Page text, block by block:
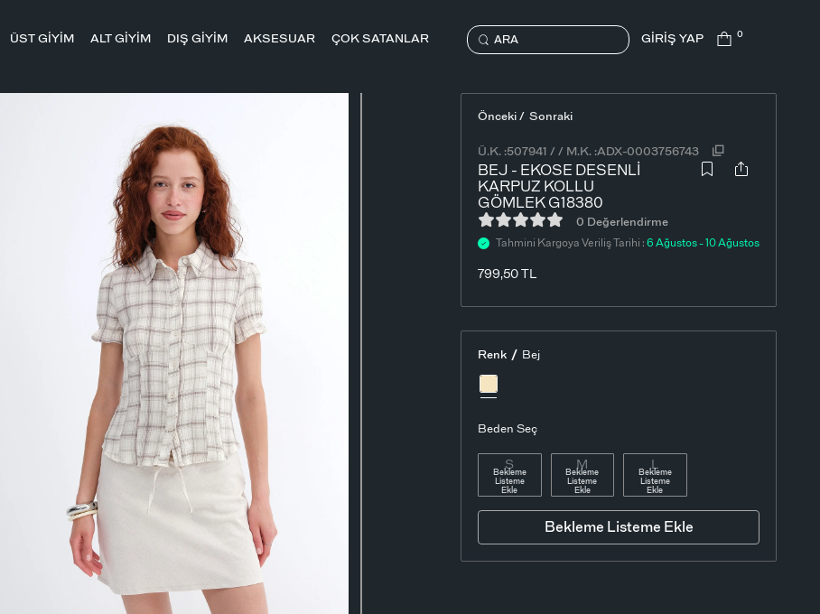
ÜST GİYİM ALT GİYİM DIŞ GİYİM AKSESUAR ÇOK SATANLAR ARA GİRİŞ YAP 0
Önceki / Sonraki
Ü.K. :507941 // M.K. :ADX-0003756743
BEJ - EKOSE DESENLI
KARPUZ KOLLU
GÖMLEK G18380
0 Değerlendirme
Tahmini Kargoya Veriliş Tarihi :6 Ağustos - 10 Ağustos
799,50TL
Renk / Bej
Beden Seç
S
Bekleme
Listeme
Ekle
M
Bekleme
Listeme
Ekle
L
Bekleme
Listeme
Ekle
Bekleme Listeme Ekle